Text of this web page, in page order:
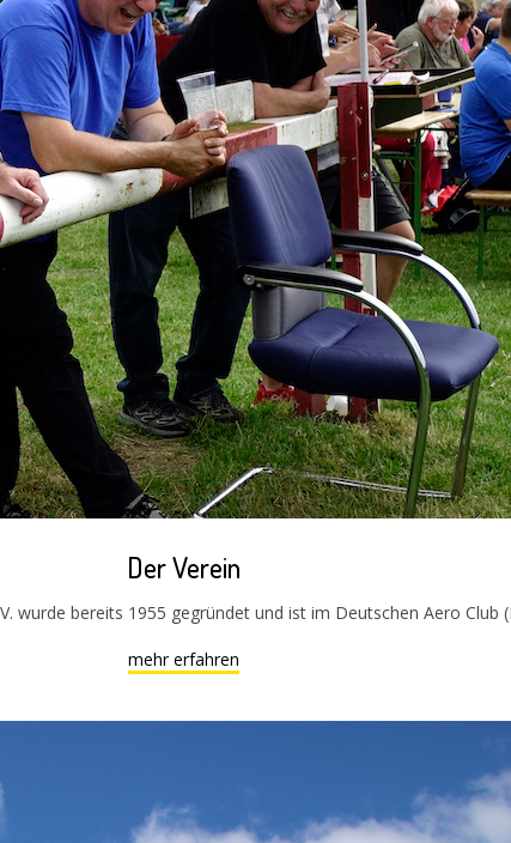
Der Verein
wurde bereits 1955 gegründet und ist im Deutschen Aero Club
mehr erfahren